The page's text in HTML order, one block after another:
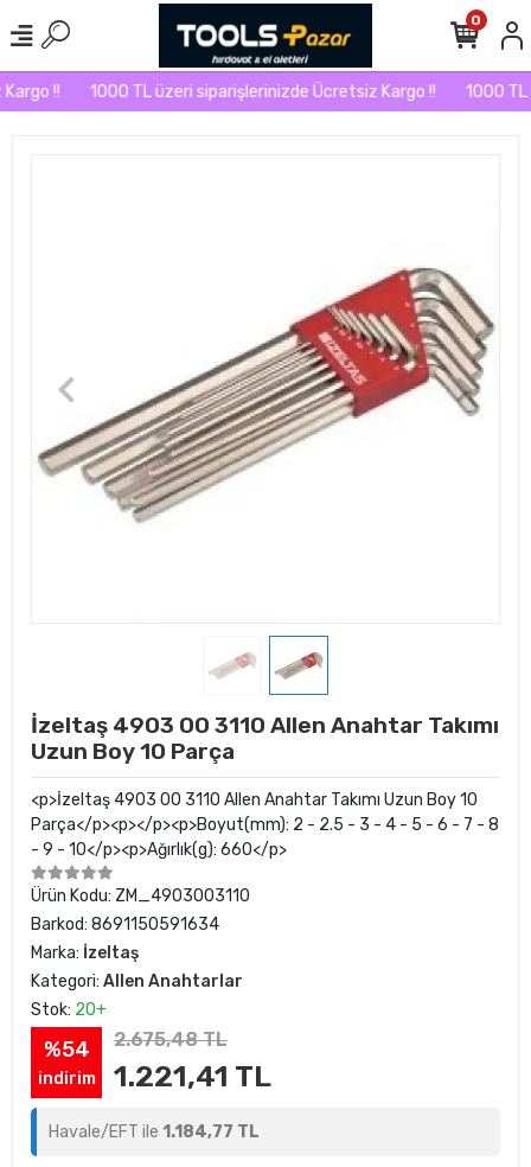
!! 1000 TL üzeri siparişlerinizde Ücretsiz Kargo !! 1000 TL
0
İzeltaş 4903 00 3110 Allen Anahtar Takımı
Uzun Boy 10 Parça
<p>İzeltaş 4903 00 3110 Allen Anahtar Takımı Uzun Boy 10
Parça</p><p></p><p>Boyut(mm): 2 - 2.5 - 3 - 4 - 5 - 6 - 7 - 8
- 9 - 10</p><p>Ağırlık(g): 660</p>
Ürün Kodu: ZM_4903003110
Barkod: 8691150591634
Marka: İzeltaş
Kategori: Allen Anahtarlar
Stok: 20+
%54
indirim
2.675,48 TL
1.221,41 TL
Havale/EFT ile 1.184,77 TL